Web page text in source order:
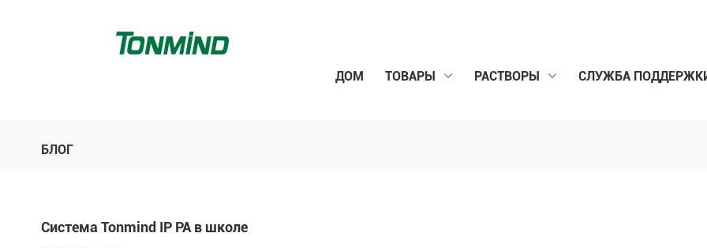
ДОМ ТОВАРЫ РАСТВОРЫ СЛУЖБА
БЛОГ
Система Tonmind IP PA в школе